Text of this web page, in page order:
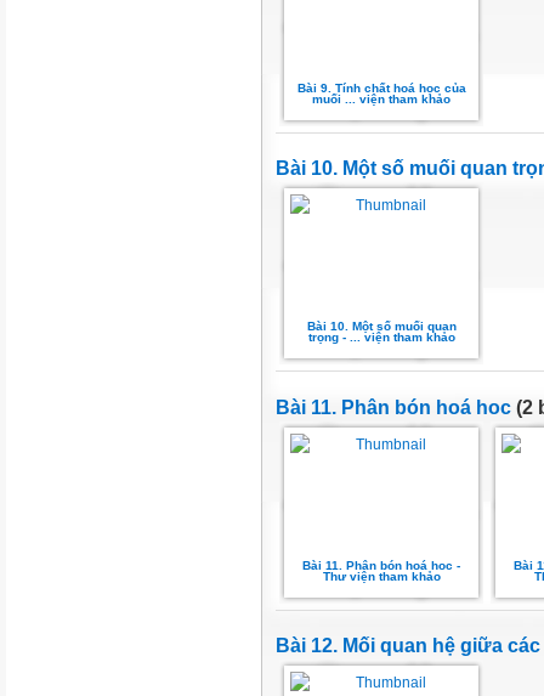
Bài 9. Tính chất hoá học của
muối ... viện tham khảo
Bài 10. Một số muối quan
Bài 10. Một số muối quan
trọng - ... viện tham khảo
Bài 11. Phân bón hoá hoc (2
Bài 11. Phân bón hoá hoc -
Thư viện tham khảo
Bài
Bài 12. Mối quan hệ giữa